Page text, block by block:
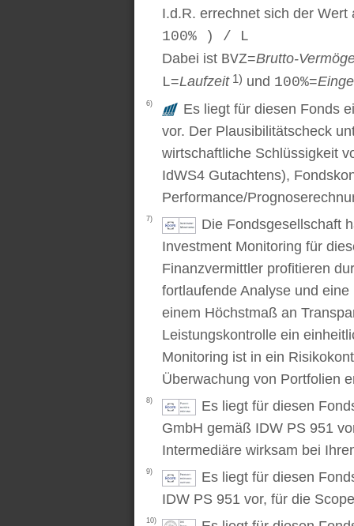
I.d.R. errechnet sich der
100% ) / L
Dabei ist BVZ=Brutto-
L=Laufzeit1) und 100%=
6)
Es liegt für diesen Fonds
vor. Der Plausibilitätscheck
wirtschaftliche Schlüssigkeit
IdWS4 Gutachtens),
Performance/
7)
Die Fondsgesellschaft
Investment Monitoring für
Finanzvermittler profitieren
fortlaufende Analyse und
einem Höchstmaß an
Leistungskontrolle ein
Monitoring ist in ein
Überwachung von Portfolien
8)
Es liegt für diesen
GmbH gemäß IDW PS 951
Intermediäre wirksam bei
9)
Es liegt für diesen
IDW PS 951 vor, für die
10)